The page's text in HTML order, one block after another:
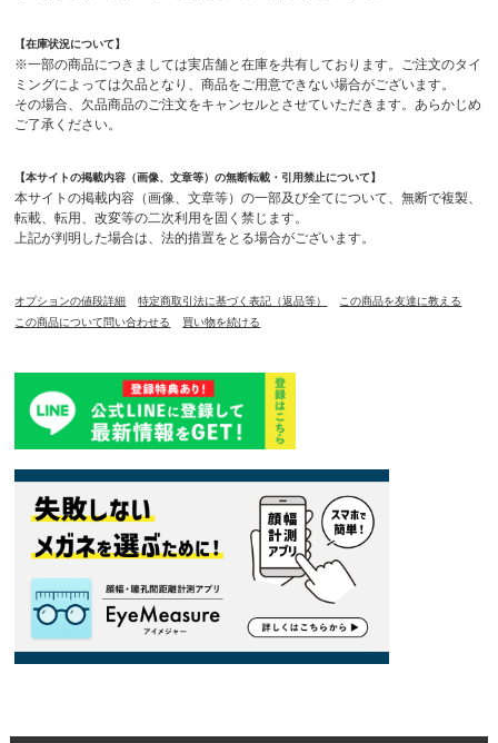
【在庫状況について】
※一部の商品につきましては実店舗と在庫を共有しております。ご注文のタイ
ミングによっては欠品となり、商品をご用意できない場合がございます。
その場合、欠品商品のご注文をキャンセルとさせていただきます。あらかじめ
ご了承ください。
【本サイトの掲載内容（画像、文章等）の無断転載・引用禁止について】
本サイトの掲載内容（画像、文章等）の一部及び全てについて、無断で複製、
転載、転用、改変等の二次利用を固く禁じます。
上記が判明した場合は、法的措置をとる場合がございます。
オプションの値段詳細 特定商取引法に基づく表記（返品等）
この商品を友達に教える
この商品について問い合わせる
買い物を続ける